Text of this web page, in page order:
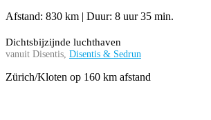
Afstand: 830 km | Duur: 8 uur 35 min.
Dichtsbijzijnde luchthaven
vanuit Disentis, Disentis & Sedrun
Zürich/Kloten op 160 km afstand